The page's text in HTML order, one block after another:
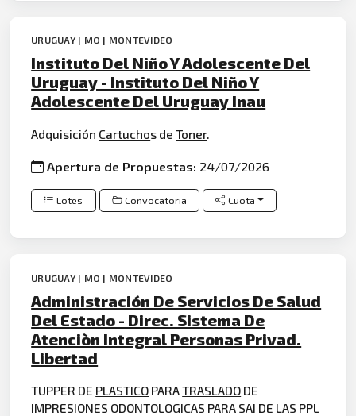
URUGUAY | MO | MONTEVIDEO
Instituto Del Niño Y Adolescente Del
Uruguay - Instituto Del Niño Y
Adolescente Del Uruguay Inau
Adquisición Cartuchos deToner.
Apertura de Propuestas: 24/07/2026
Lotes Convocatoria Cuota
URUGUAY | MO | MONTEVIDEO
Administración De Servicios De Salud
Del Estado - Direc. Sistema De
Atenciòn Integral Personas Privad.
Libertad
TUPPER DE PLASTICO PARATRASLADO DE
IMPRESIONES ODONTOLOGICAS PARA SAI DE LAS PPL